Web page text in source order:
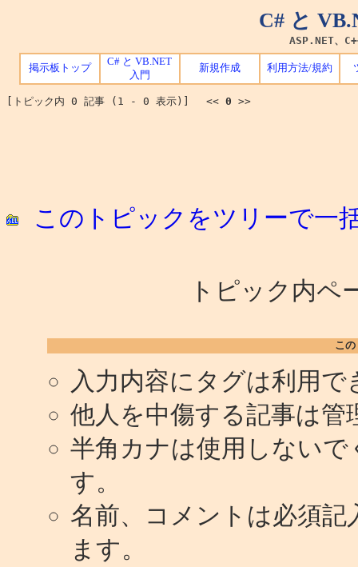
C# と
ASP.NET、
掲示板トップ
C# と VB.NET
入門
新規作成 利用方法/規約
[トピック内 0 記事 (1 - 0 表示)] << 0 >>
このトピックをツリーで一
トピック内
こ
入力内容にタグは利用で
他人を中傷する記事は
半角カナは使用しない
す。
名前、コメントは必須
ます。